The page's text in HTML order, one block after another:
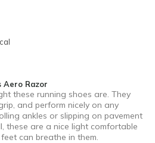
Aero Razor
these running shoes are. They
and perform nicely on any
ankles or slipping on pavement
these are a nice light comfortable
can breathe in them.